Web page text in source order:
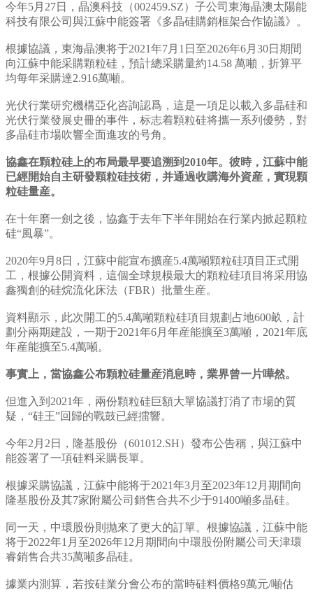
今年5月27日，晶澳科技（002459.SZ）子公司東海晶澳太陽能
科技有限公司與江蘇中能簽署《多晶硅購銷框架合作協議》。
根據協議，東海晶澳将于2021年7月1日至2026年6月30日期間
向江蘇中能采購顆粒硅，預計總采購量約14.58 萬噸，折算平
均每年采購達2.916萬噸。
光伏行業研究機構亞化咨詢認爲，這是一項足以載入多晶硅和
光伏行業發展史冊的事件，标志着顆粒硅将攜一系列優勢，對
多晶硅市場吹響全面進攻的号角。
協鑫在顆粒硅上的布局最早要追溯到2010年。彼時，江蘇中能
已經開始自主研發顆粒硅技術，并通過收購海外資産，實現顆
粒硅量産。
在十年磨一劍之後，協鑫于去年下半年開始在行業内掀起顆粒
硅“風暴”。
2020年9月8日，江蘇中能宣布擴産5.4萬噸顆粒硅項目正式開
工，根據公開資料，這個全球規模最大的顆粒硅項目将采用協
鑫獨創的硅烷流化床法（FBR）批量生産。
資料顯示，此次開工的5.4萬噸顆粒硅項目規劃占地600畝，計
劃分兩期建設，一期于2021年6月年産能擴至3萬噸，2021年底
年産能擴至5.4萬噸。
事實上，當協鑫公布顆粒硅量産消息時，業界曾一片嘩然。
但進入到2021年，兩份顆粒硅巨額大單協議打消了市場的質
疑，“硅王”回歸的戰鼓已經擂響。
今年2月2日，隆基股份（601012.SH）發布公告稱，與江蘇中
能簽署了一項硅料采購長單。
根據采購協議，江蘇中能将于2021年3月至2023年12月期間向
隆基股份及其7家附屬公司銷售合共不少于91400噸多晶硅。
同一天，中環股份則抛來了更大的訂單。根據協議，江蘇中能
将于2022年1月至2026年12月期間向中環股份附屬公司天津環
睿銷售合共35萬噸多晶硅。
據業内測算，若按硅業分會公布的當時硅料價格9萬元/噸估